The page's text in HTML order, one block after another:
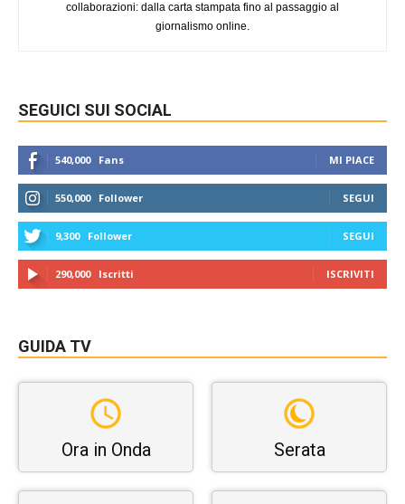
collaborazioni: dalla carta stampata fino al passaggio al
giornalismo online.
SEGUICI SUI SOCIAL
540,000 Fans MI PIACE
550,000 Follower SEGUI
9,300 Follower SEGUI
290,000 Iscritti ISCRIVITI
GUIDA TV
Ora in Onda Serata